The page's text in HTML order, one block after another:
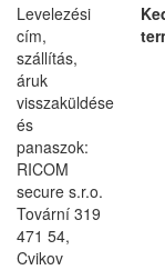
Levelezési
cím,
szállítás,
áruk
visszaküldése
és
panaszok:
RICOM
secure s.r.o.
Tovární 319
471 54,
Cvikov